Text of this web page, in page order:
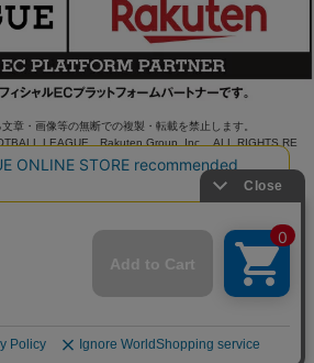
章・画像等の無断での複製・転載を禁止します。
LEAGUE Rakuten Group, Inc. ALL RIGHTS RE
SERVED.